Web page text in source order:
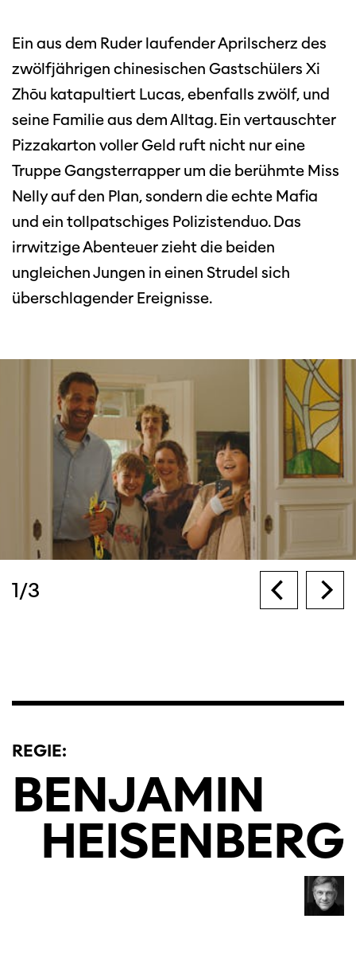
Ein aus dem Ruder laufender Aprilscherz des
zwölfjährigen chinesischen Gastschülers Xi
Zhōu katapultiert Lucas, ebenfalls zwölf, und
seine Familie aus dem Alltag. Ein vertauschter
Pizzakarton voller Geld ruft nicht nur eine
Truppe Gangsterrapper um die berühmte Miss
Nelly auf den Plan, sondern die echte Mafia
und ein tollpatschiges Polizistenduo. Das
irrwitzige Abenteuer zieht die beiden
ungleichen Jungen in einen Strudel sich
überschlagender Ereignisse.
1/3
REGIE:
BENJAMIN
HEISENBERG